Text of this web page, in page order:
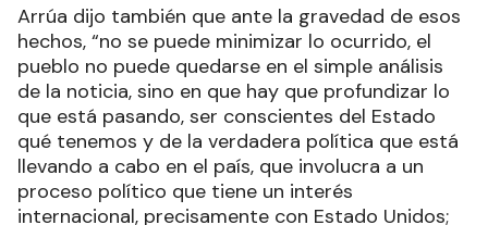
Arrúa dijo también que ante la gravedad de esos
hechos, “no se puede minimizar lo ocurrido, el
pueblo no puede quedarse en el simple análisis
de la noticia, sino en que hay que profundizar lo
que está pasando, ser conscientes del Estado
qué tenemos y de la verdadera política que está
llevando a cabo en el país, que involucra a un
proceso político que tiene un interés
internacional, precisamente con Estado Unidos;